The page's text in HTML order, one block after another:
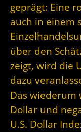
geprägt: Eine
auch in einem
über den
zeigt, wird die
dazu
Das wiederum
Dollar und
U.S. Dollar